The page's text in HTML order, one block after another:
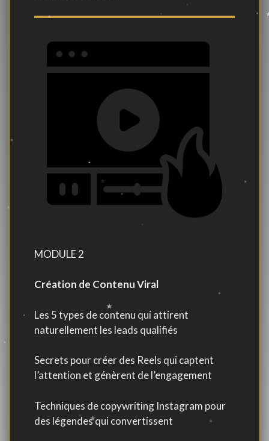
MODULE 2
Création de Contenu Viral
Les 5 types de contenu qui attirent
naturellement les leads qualifiés
Secrets pour créer des Reels qui captent
l’attention et génèrent de l’engagement
Techniques de copywriting Instagram pour
des légendes qui convertissent